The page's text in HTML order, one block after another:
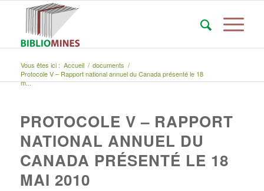
Vous êtes ici : Accueil / documents /
Protocole V – Rapport national annuel du Canada présenté le 18
m...
PROTOCOLE V – RAPPORT
NATIONAL ANNUEL DU
CANADA PRÉSENTÉ LE 18
MAI 2010